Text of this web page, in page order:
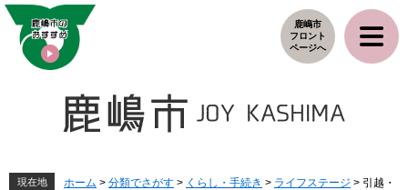
ペ
メ
鹿嶋市
フロント
ページへ
現在地 ホーム > 分類でさがす > くらし・手続き > ライフステージ > 引越・